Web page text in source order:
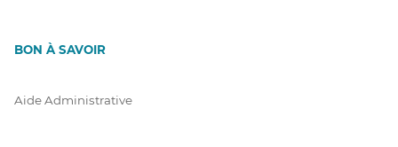
BON À SAVOIR
Aide Administrative